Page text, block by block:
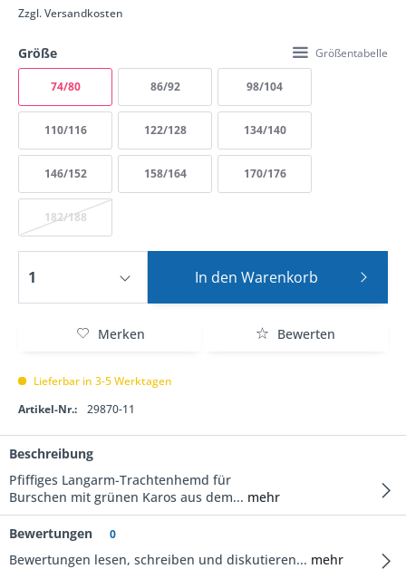
Zzgl.Versandkosten
Größe Größentabelle
74/80 86/92 98/104
110/116 122/128 134/140
146/152 158/164 170/176
182/188
In den Warenkorb
Merken Bewerten
Lieferbar in 3-5 Werktagen
Artikel-Nr.:
29870-11
Beschreibung
Pfiffiges Langarm-Trachtenhemd für
Burschen mit grünen Karos aus dem... mehr
Bewertungen 0
Bewertungen lesen, schreiben und diskutieren... mehr